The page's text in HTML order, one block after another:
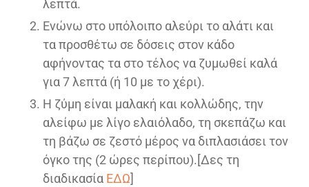
λεπτά.
Ενώνω στο υπόλοιπο αλεύρι το αλάτι και
τα προσθέτω σε δόσεις στον κάδο
αφήνοντας τα στο τέλος να ζυμωθεί καλά
για 7 λεπτά (ή 10 με το χέρι).
Η ζύμη είναι μαλακή και κολλώδης, την
αλείφω με λίγο ελαιόλαδο, τη σκεπάζω και
τη βάζω σε ζεστό μέρος να διπλασιάσει τον
όγκο της (2 ώρες περίπου).[Δες τη
διαδικασία ΕΔΩ]